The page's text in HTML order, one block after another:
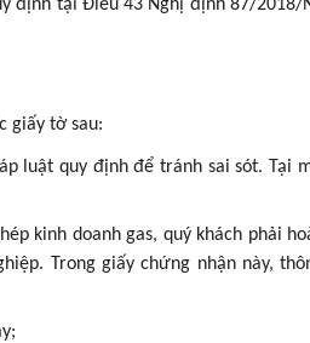
định tại Điều 43 Nghị định 87/2018/
giấy tờ sau:
luật quy định để tránh sai sót. Tại
kinh doanh gas, quý khách phải
Trong giấy chứng nhận này,